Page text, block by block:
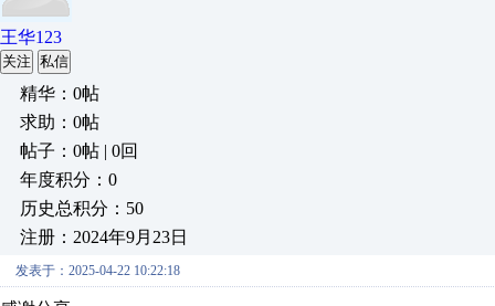
王华123
关注 私信
精华：0帖
求助：0帖
帖子：0帖 | 0回
年度积分：0
历史总积分：50
注册：2024年9月23日
发表于：2025-04-22 10:22:18